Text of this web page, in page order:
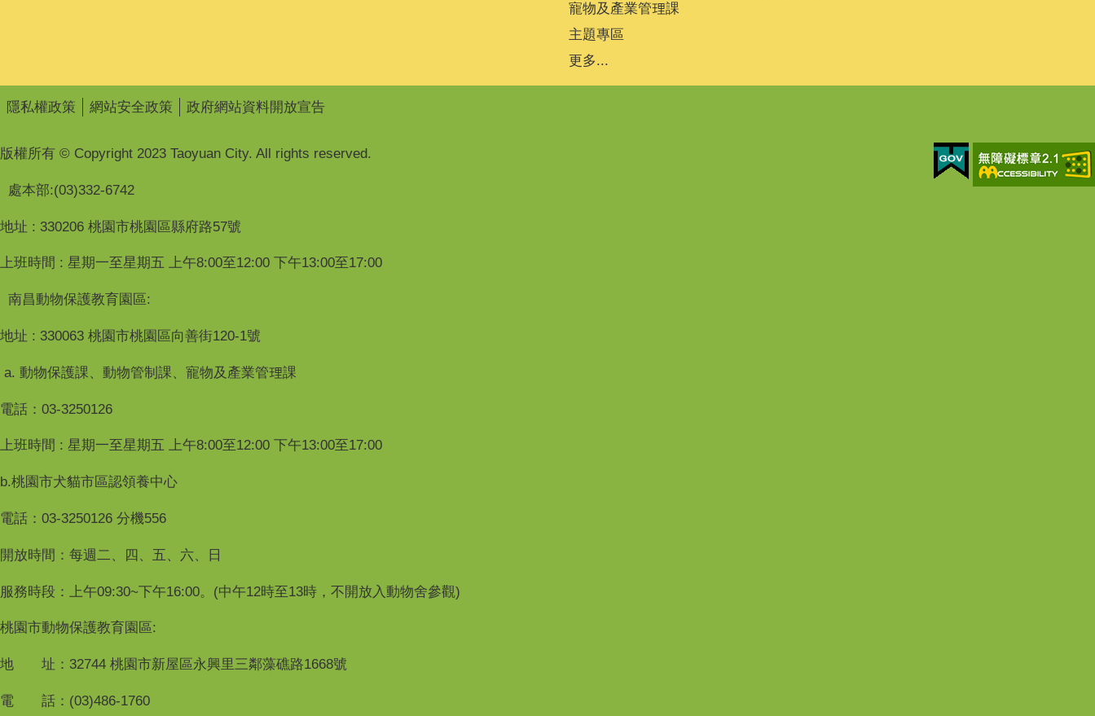
寵物及產業管理課
主題專區
更多...
隱私權政策 網站安全政策 政府網站資料開放宣告
版權所有 © Copyright 2023 Taoyuan City. All rights reserved.
處本部:(03)332-6742
地址 : 330206 桃園市桃園區縣府路57號
上班時間 : 星期一至星期五 上午8:00至12:00 下午13:00至17:00
南昌動物保護教育園區:
地址 : 330063 桃園市桃園區向善街120-1號
a. 動物保護課、動物管制課、寵物及產業管理課
電話：03-3250126
上班時間 : 星期一至星期五 上午8:00至12:00 下午13:00至17:00
b.桃園市犬貓市區認領養中心
電話：03-3250126 分機556
開放時間：每週二、四、五、六、日
服務時段：上午09:30~下午16:00。(中午12時至13時，不開放入動物舍參觀)
桃園市動物保護教育園區:
地 址：32744 桃園市新屋區永興里三鄰藻礁路1668號
電 話：(03)486-1760